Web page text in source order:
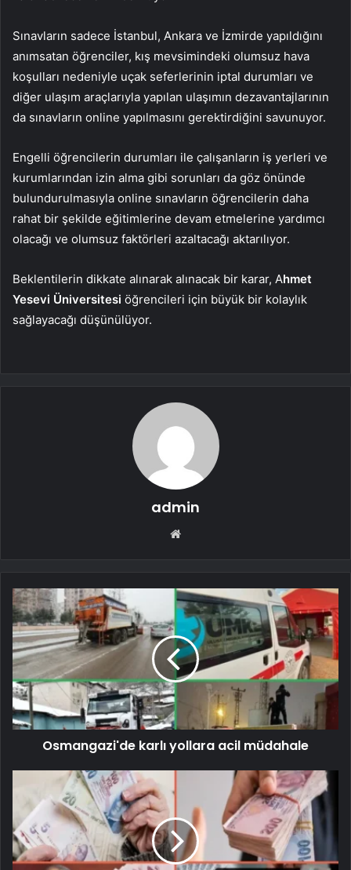
Sınavların sadece İstanbul, Ankara ve İzmirde yapıldığını
anımsatan öğrenciler, kış mevsimindeki olumsuz hava
koşulları nedeniyle uçak seferlerinin iptal durumları ve
diğer ulaşım araçlarıyla yapılan ulaşımın dezavantajlarının
da sınavların online yapılmasını gerektirdiğini savunuyor.
Engelli öğrencilerin durumları ile çalışanların iş yerleri ve
kurumlarından izin alma gibi sorunları da göz önünde
bulundurulmasıyla online sınavların öğrencilerin daha
rahat bir şekilde eğitimlerine devam etmelerine yardımcı
olacağı ve olumsuz faktörleri azaltacağı aktarılıyor.
Beklentilerin dikkate alınarak alınacak bir karar, Ahmet
Yesevi Üniversitesi öğrencileri için büyük bir kolaylık
sağlayacağı düşünülüyor.
admin
Web
Osmangazi'de karlı yollara acil müdahale